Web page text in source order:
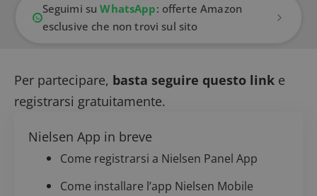
Seguimi suWhatsApp: offerte Amazon
esclusive che non trovi sul sito
Per partecipare, basta seguire questo link e
registrarsi gratuitamente.
Nielsen App in breve
Come registrarsi a Nielsen Panel App
Come installare l’app Nielsen Mobile